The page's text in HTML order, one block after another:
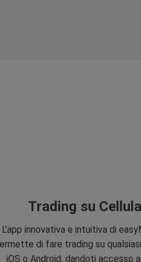
Trading su
L'app innovativa e intuitiva di
di fare trading su
iOS o Android, dandoti accesso